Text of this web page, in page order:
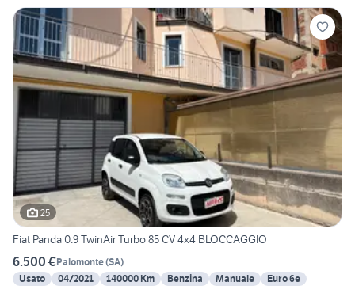
25
Fiat Panda 0.9 TwinAir Turbo 85 CV 4x4 BLOCCAGGIO
6.500 €Palomonte(SA)
Usato
04/2021 140000 Km Benzina Manuale
Euro 6e